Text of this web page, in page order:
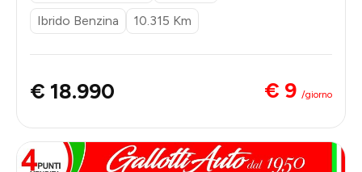
Ibrido Benzina
10.315 Km
€ 18.990 € 9 /giorno